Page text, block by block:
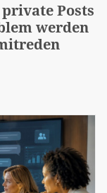
Posts
werden